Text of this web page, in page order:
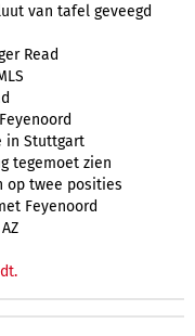
van tafel geveegd
Read
in Stuttgart
tegemoet zien
op twee posities
Feyenoord